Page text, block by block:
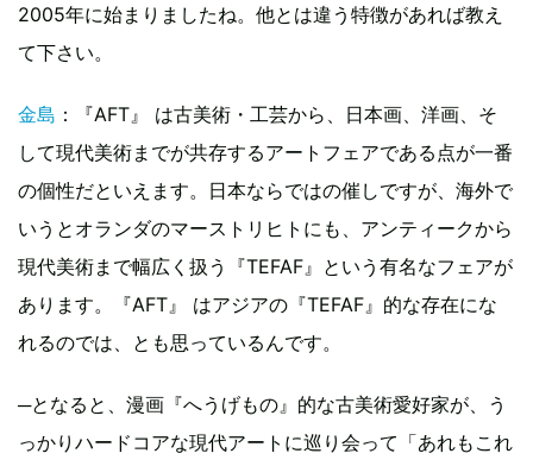
2005年に始まりましたね。他とは違う特徴があれば教え
て下さい。
金島 ：『AFT』 は古美術・工芸から、日本画、洋画、そ
して現代美術までが共存するアートフェアである点が一番
の個性だといえます。日本ならではの催しですが、海外で
いうとオランダのマーストリヒトにも、アンティークから
現代美術まで幅広く扱う『TEFAF』という有名なフェアが
あります。『AFT』 はアジアの『TEFAF』的な存在にな
れるのでは、とも思っているんです。
─となると、漫画『へうげもの』的な古美術愛好家が、う
っかりハードコアな現代アートに巡り会って「あれもこれ